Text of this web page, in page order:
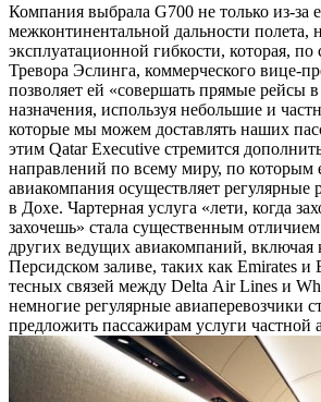
Компания выбрала G700 не только из-за
межконтинентальной дальности полета,
эксплуатационной гибкости, которая, по
Тревора Эслинга, коммерческого вице-
позволяет ей «совершать прямые рейсы
назначения, используя небольшие и
которые мы можем доставлять наших
этим Qatar Executive стремится
направлений по всему миру, по которым
авиакомпания осуществляет регулярные
в Дохе. Чартерная услуга «лети, когда
захочешь» стала существенным
других ведущих авиакомпаний, включая
Персидском заливе, таких как Emirates
тесных связей между Delta Air Lines и
немногие регулярные авиаперевозчики
предложить пассажирам услуги частной